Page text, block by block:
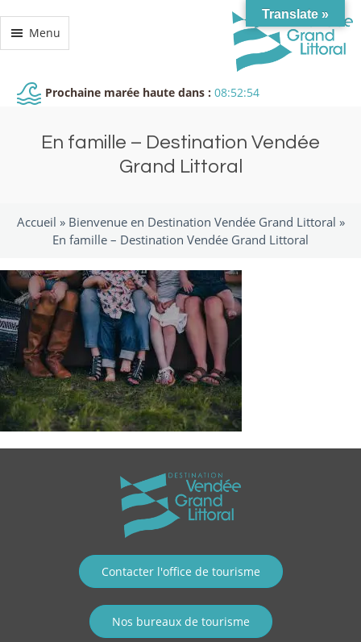
Menu
Prochaine marée haute dans : 08:52:54
En famille – Destination Vendée
Grand Littoral
Accueil » Bienvenue en Destination Vendée Grand Littoral »
En famille – Destination Vendée Grand Littoral
Contacter l'office de tourisme
Nos bureaux de tourisme
Translate »